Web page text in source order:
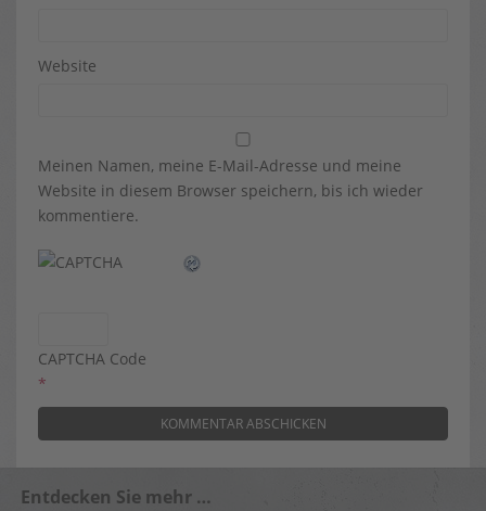
Website
Meinen Namen, meine E-Mail-Adresse und meine
Website in diesem Browser speichern, bis ich wieder
kommentiere.
CAPTCHA Code
*
Entdecken Sie mehr …